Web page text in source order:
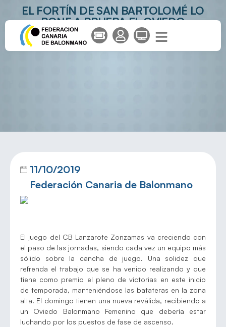
EL FORTÍN DE SAN BARTOLOMÉ LO
PONE A PRUEBA EL OVIEDO
BALONMANO
11/10/2019
Federación Canaria de Balonmano
El juego del CB Lanzarote Zonzamas va creciendo con
el paso de las jornadas, siendo cada vez un equipo más
sólido sobre la cancha de juego. Una solidez que
refrenda el trabajo que se ha venido realizando y que
tiene como premio el pleno de victorias en este inicio
de temporada, manteniéndose las batateras en la zona
alta. El domingo tienen una nueva reválida, recibiendo a
un Oviedo Balonmano Femenino que debería estar
luchando por los puestos de fase de ascenso.